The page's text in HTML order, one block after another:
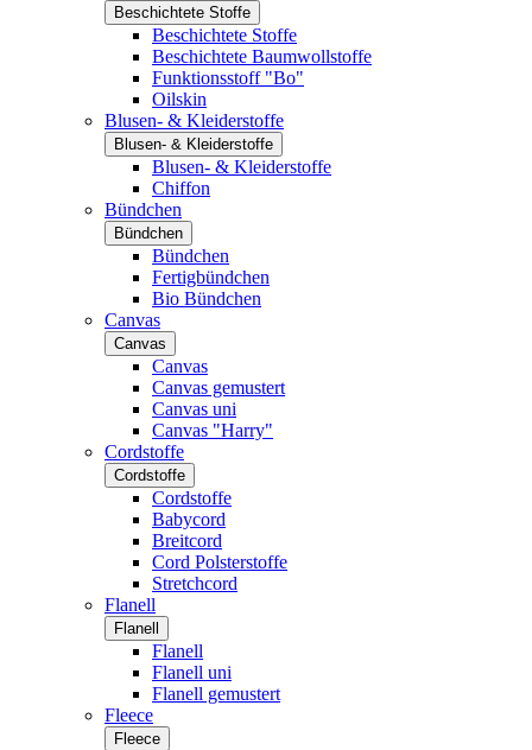
Beschichtete Stoffe
Beschichtete Stoffe
Beschichtete Baumwollstoffe
Funktionsstoff "Bo"
Oilskin
Blusen- & Kleiderstoffe
Blusen- & Kleiderstoffe
Blusen- & Kleiderstoffe
Chiffon
Bündchen
Bündchen
Bündchen
Fertigbündchen
Bio Bündchen
Canvas
Canvas
Canvas
Canvas gemustert
Canvas uni
Canvas "Harry"
Cordstoffe
Cordstoffe
Cordstoffe
Babycord
Breitcord
Cord Polsterstoffe
Stretchcord
Flanell
Flanell
Flanell
Flanell uni
Flanell gemustert
Fleece
Fleece